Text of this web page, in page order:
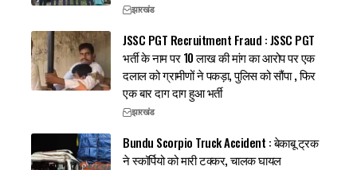
झारखंड
JSSC PGT Recruitment Fraud : JSSC PGT
भर्ती के नाम पर 10 लाख की मांग का आरोप पर एक
दलाल को ग्रामीणों ने पकड़ा, पुलिस को सौंपा , फिर
एक बार दाग दाग हुआ भर्ती
झारखंड
Bundu Scorpio Truck Accident : बेकाबू ट्रक
ने स्कॉर्पियो को मारी टक्कर, चालक घायल